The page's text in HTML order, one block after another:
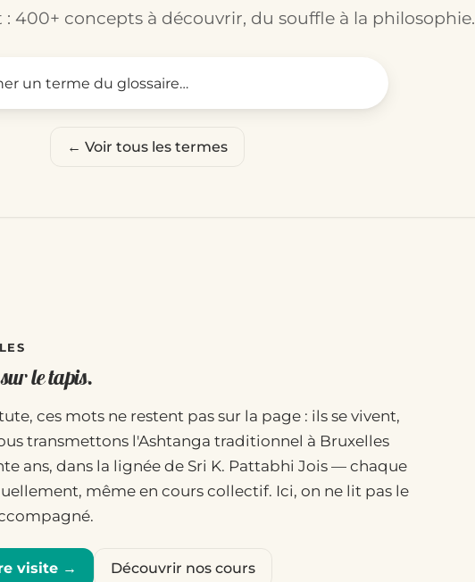
: 400+ concepts à découvrir, du souffle à la philosophie.
← Voir tous les termes
le tapis.
ces mots ne restent pas sur la page : ils se vivent,
transmettons l'Ashtanga traditionnel à Bruxelles
ans, dans la lignée de Sri K. Pattabhi Jois — chaque
même en cours collectif. Ici, on ne lit pas le
visite → Découvrir nos cours